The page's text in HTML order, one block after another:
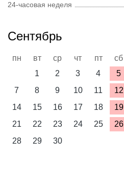
24-часовая неделя
Сентябрь
пн вт ср чт пт сб
1
2 3 4 5
7
8 9 10 11 12
14
15 16 17 18 19
21
22 23 24 25 26
28
29 30